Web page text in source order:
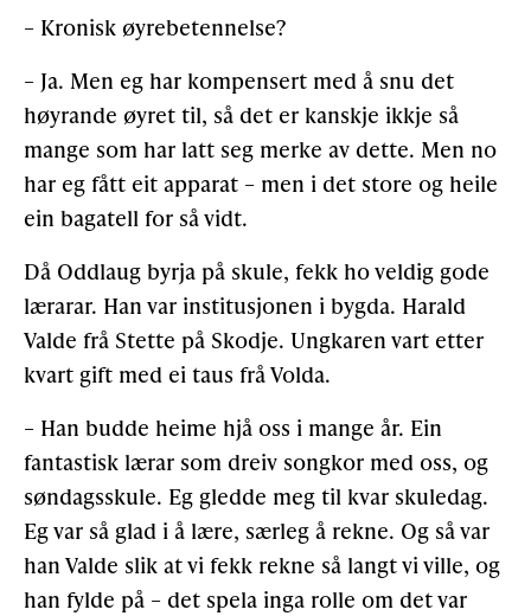
– Kronisk øyrebetennelse?
– Ja. Men eg har kompensert med å snu det
høyrande øyret til, så det er kanskje ikkje så
mange som har latt seg merke av dette. Men no
har eg fått eit apparat – men i det store og heile
ein bagatell for så vidt.
Då Oddlaug byrja på skule, fekk ho veldig gode
lærarar. Han var institusjonen i bygda. Harald
Valde frå Stette på Skodje. Ungkaren vart etter
kvart gift med ei taus frå Volda.
– Han budde heime hjå oss i mange år. Ein
fantastisk lærar som dreiv songkor med oss, og
søndagsskule. Eg gledde meg til kvar skuledag.
Eg var så glad i å lære, særleg å rekne. Og så var
han Valde slik at vi fekk rekne så langt vi ville, og
han fylde på – det spela inga rolle om det var